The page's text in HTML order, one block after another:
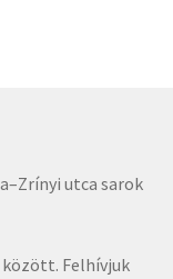
utca sarok
Felhívjuk